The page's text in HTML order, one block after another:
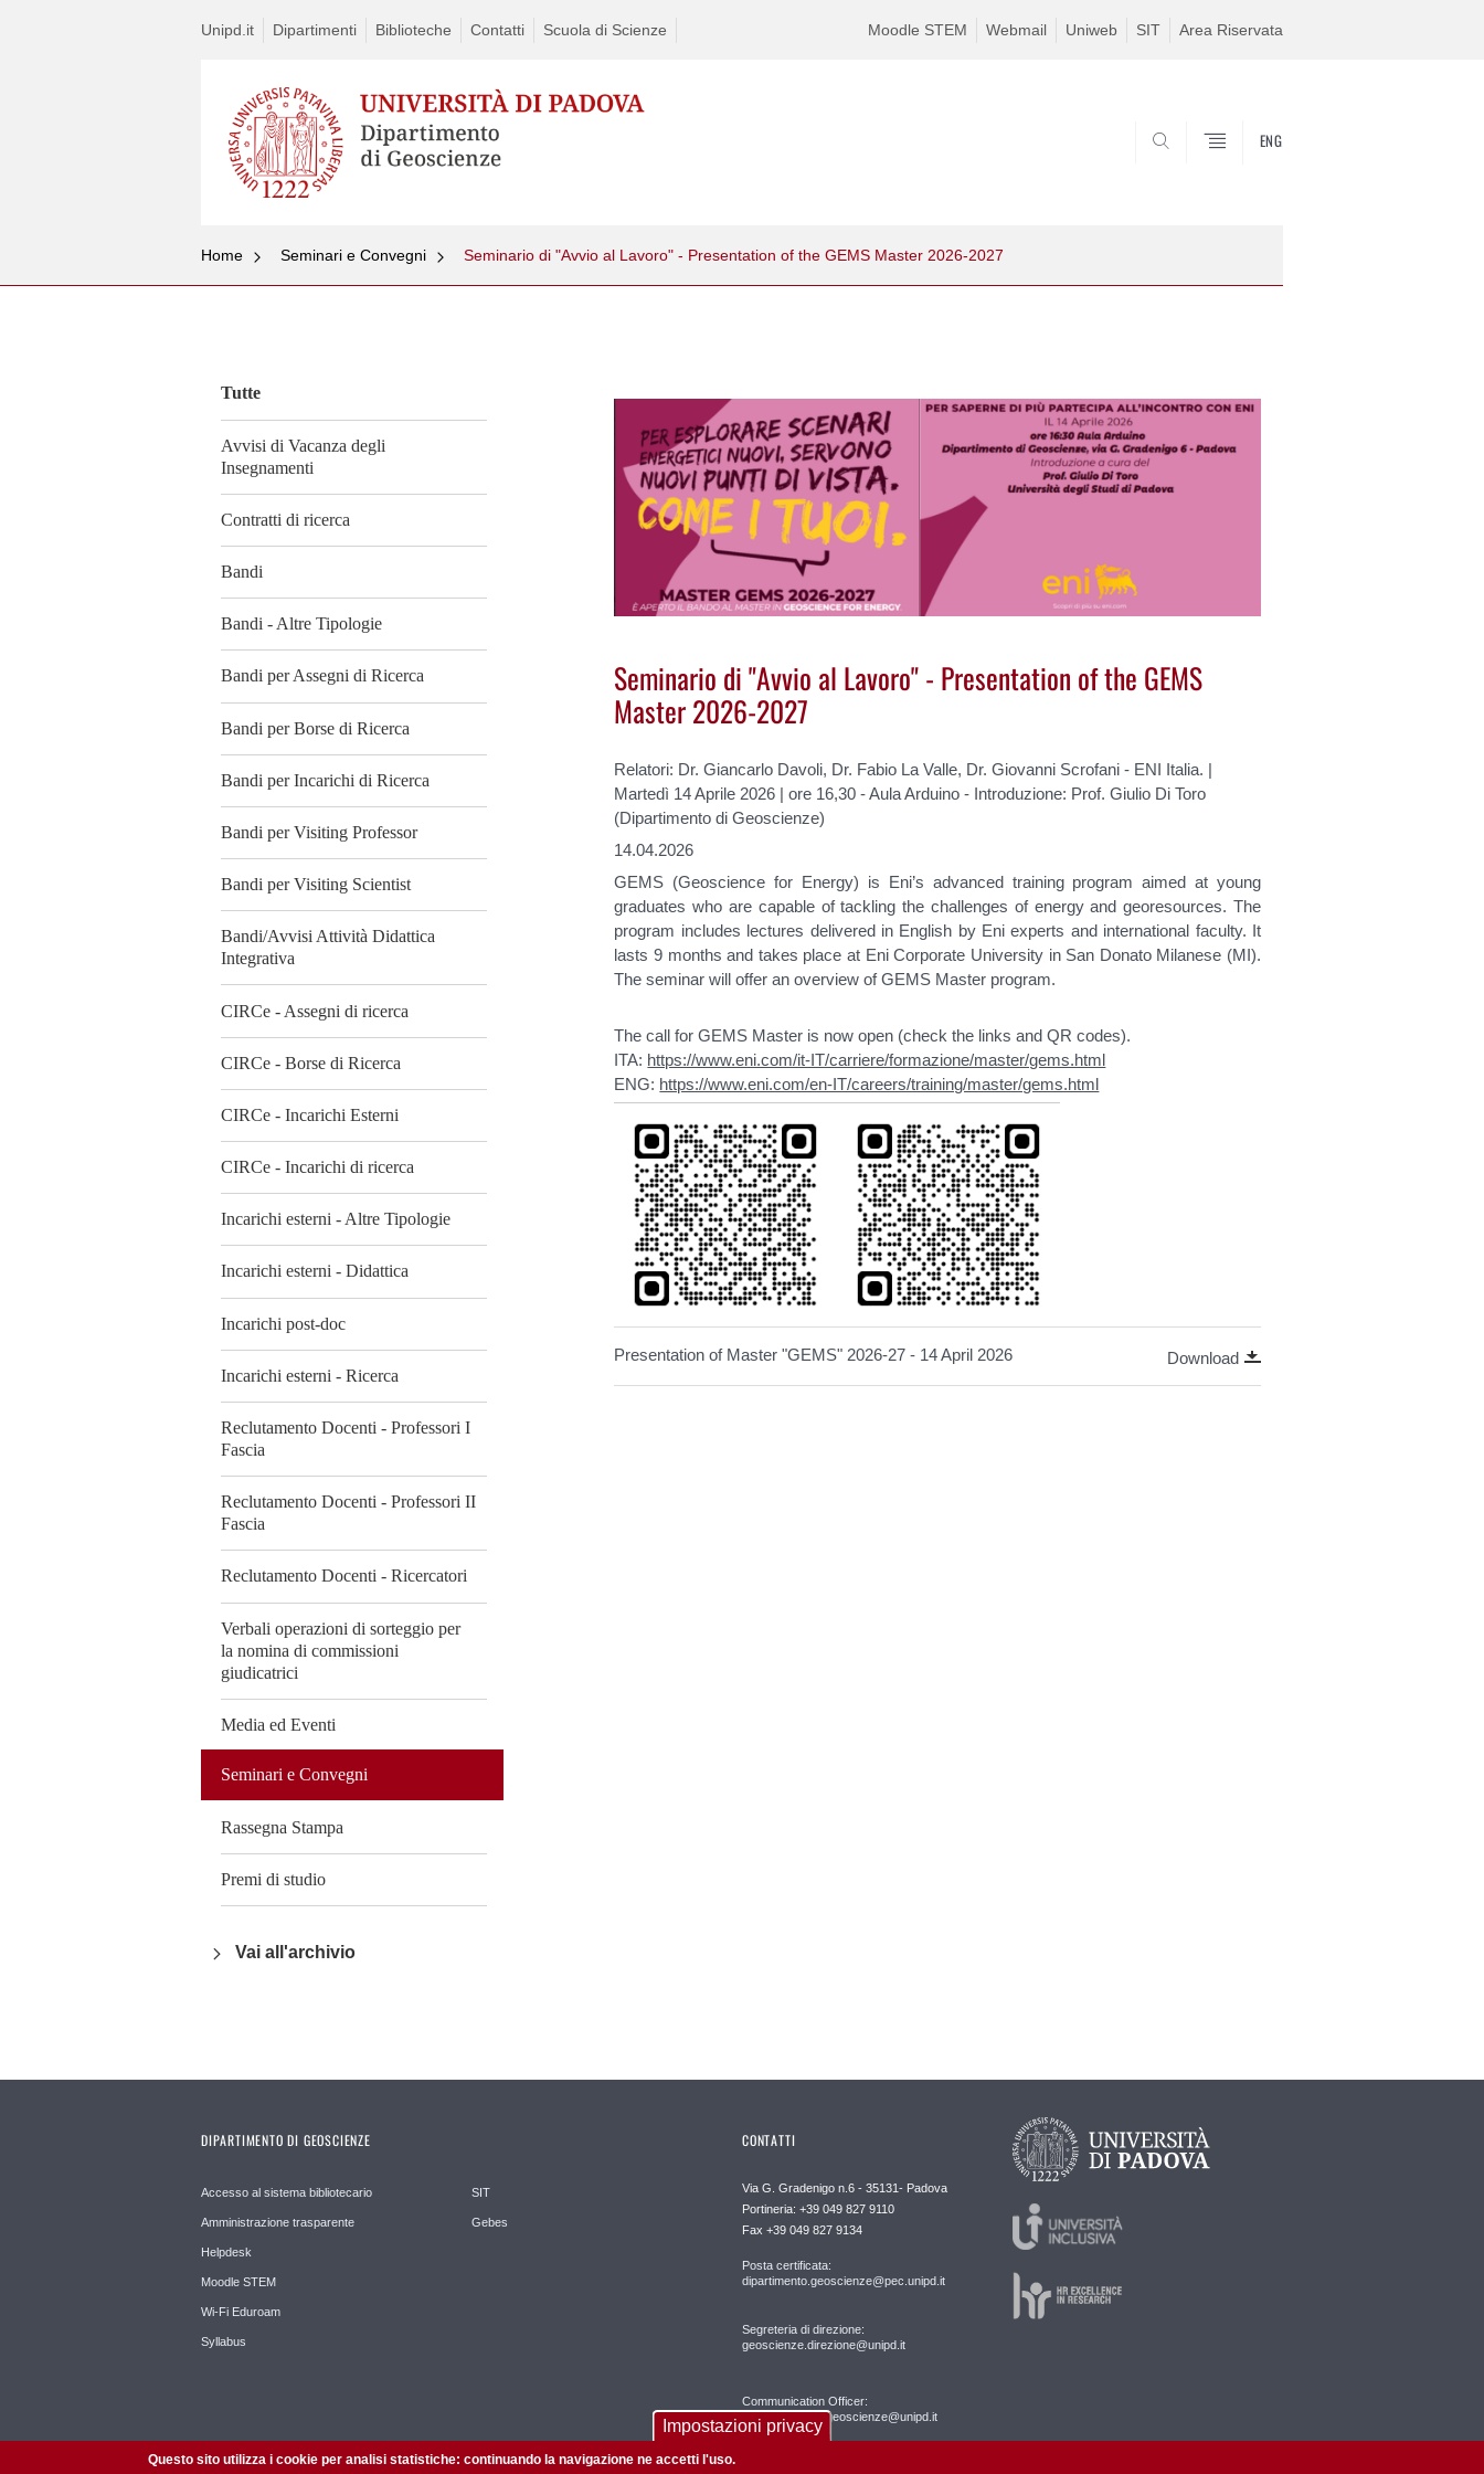
Unipd.it Dipartimenti Biblioteche Contatti Scuola di Scienze Moodle STEM Webmail Uniweb SIT Area Riservata
ENG
Home Seminari e Convegni Seminario di "Avvio al Lavoro" - Presentation of the GEMS Master 2026-2027
Tutte
Avvisi di Vacanza degli
Insegnamenti
Contratti di ricerca
Bandi
Bandi - Altre Tipologie
Bandi per Assegni di Ricerca
Bandi per Borse di Ricerca
Bandi per Incarichi di Ricerca
Bandi per Visiting Professor
Bandi per Visiting Scientist
Bandi/Avvisi Attività Didattica
Integrativa
CIRCe - Assegni di ricerca
CIRCe - Borse di Ricerca
CIRCe - Incarichi Esterni
CIRCe - Incarichi di ricerca
Incarichi esterni - Altre Tipologie
Incarichi esterni - Didattica
Incarichi post-doc
Incarichi esterni - Ricerca
Reclutamento Docenti - Professori I
Fascia
Reclutamento Docenti - Professori II
Fascia
Reclutamento Docenti - Ricercatori
Verbali operazioni di sorteggio per
la nomina di commissioni
giudicatrici
Media ed Eventi
Seminari e Convegni
Rassegna Stampa
Premi di studio
Vai all'archivio
Seminario di "Avvio al Lavoro" - Presentation of the GEMS
Master 2026-2027
Relatori: Dr. Giancarlo Davoli, Dr. Fabio La Valle, Dr. Giovanni Scrofani - ENI Italia. |
Martedì 14 Aprile 2026 | ore 16,30 - Aula Arduino - Introduzione: Prof. Giulio Di Toro
(Dipartimento di Geoscienze)
14.04.2026
GEMS (Geoscience for Energy) is Eni’s advanced training program aimed at young
graduates who are capable of tackling the challenges of energy and georesources. The
program includes lectures delivered in English by Eni experts and international faculty. It
lasts 9 months and takes place at Eni Corporate University in San Donato Milanese (MI).
The seminar will offer an overview of GEMS Master program.
The call for GEMS Master is now open (check the links and QR codes).
ITA: https://www.eni.com/it-IT/carriere/formazione/master/gems.html
ENG: https://www.eni.com/en-IT/careers/training/master/gems.html
Presentation of Master "GEMS" 2026-27 - 14 April 2026 Download
DIPARTIMENTO DI GEOSCIENZE
Accesso al sistema bibliotecario
Amministrazione trasparente
Helpdesk
Moodle STEM
Wi-Fi Eduroam
Syllabus
SIT
Gebes
CONTATTI
Via G. Gradenigo n.6 - 35131- Padova
Portineria: +39 049 827 9110
Fax +39 049 827 9134
Posta certificata:
dipartimento.geoscienze@pec.unipd.it
Segreteria di direzione:
geoscienze.direzione@unipd.it
Communication Officer:
comunicazione.geoscienze@unipd.it
Impostazioni privacy
Questo sito utilizza i cookie per analisi statistiche: continuando la navigazione ne accetti l'uso.